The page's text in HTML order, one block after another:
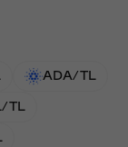
ADA/TL
TL